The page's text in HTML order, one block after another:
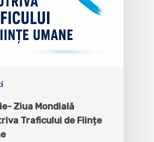
Ziua Mondială
Traficului de Ființe